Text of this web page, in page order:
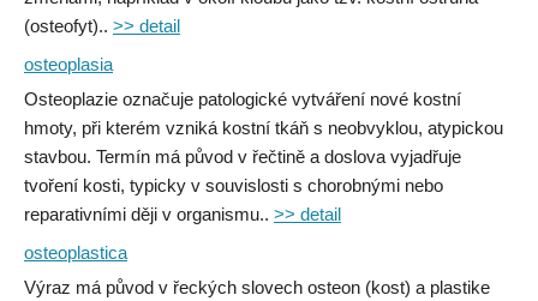
(osteofyt).. >> detail
osteoplasia
Osteoplazie označuje patologické vytváření nové kostní
hmoty, při kterém vzniká kostní tkáň s neobvyklou, atypickou
stavbou. Termín má původ v řečtině a doslova vyjadřuje
tvoření kosti, typicky v souvislosti s chorobnými nebo
reparativními ději v organismu.. >> detail
osteoplastica
Výraz má původ v řeckých slovech osteon (kost) a plastike